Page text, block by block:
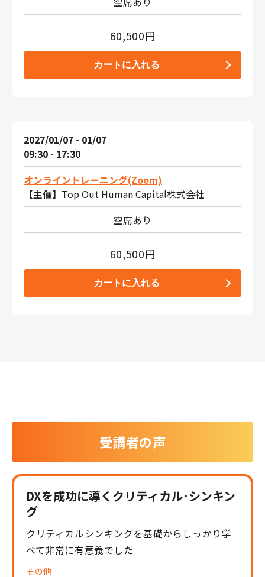
60,500円
2027/01/07 - 01/07
09:30 - 17:30
オンライントレーニング(Zoom)
【主催】Top Out Human Capital株式会社
空席あり
60,500円
受講者の声
DXを成功に導くクリティカル･シンキン
グ
クリティカルシンキングを基礎からしっかり学
べて非常に有意義でした
その他